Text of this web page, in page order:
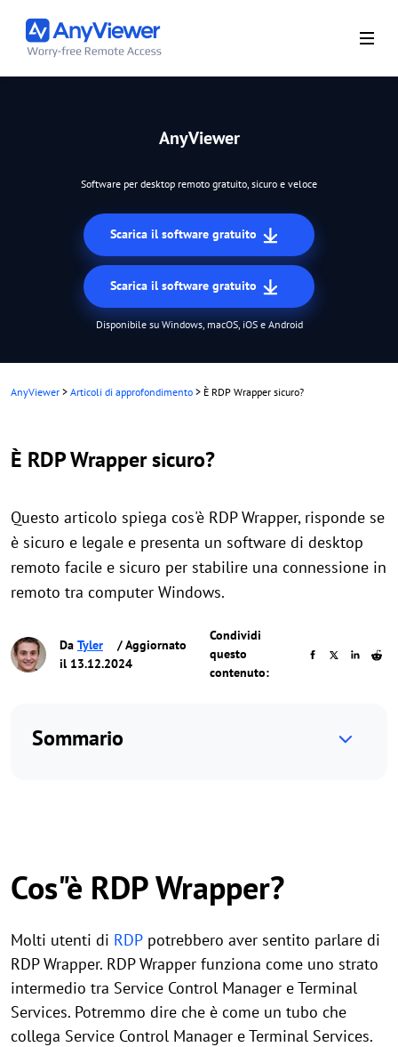
AnyViewer
Software per desktop remoto gratuito, sicuro e veloce
Scarica il software gratuito
Scarica il software gratuito
Disponibile su Windows, macOS, iOS e Android
AnyViewer > Articoli di approfondimento > È RDP Wrapper sicuro?
È RDP Wrapper sicuro?
Questo articolo spiega cos'è RDP Wrapper, risponde se
è sicuro e legale e presenta un software di desktop
remoto facile e sicuro per stabilire una connessione in
remoto tra computer Windows.
Da Tyler
/ Aggiornato
il 13.12.2024
Condividi
questo
contenuto:
Sommario
Cos"è RDP Wrapper?
Molti utenti di RDP potrebbero aver sentito parlare di
RDP Wrapper. RDP Wrapper funziona come uno strato
intermedio tra Service Control Manager e Terminal
Services. Potremmo dire che è come un tubo che
collega Service Control Manager e Terminal Services.